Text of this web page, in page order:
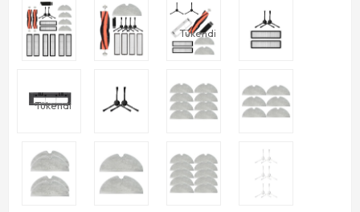
Tükendi
Tükendi